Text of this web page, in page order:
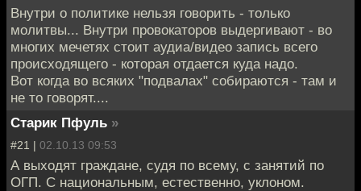
Внутри о политике нельзя говорить - только
молитвы... Внутри провокаторов выдергивают - во
многих мечетях стоит аудиа/видео запись всего
происходящего - которая отдается куда надо.
Вот когда во всяких "подвалах" собираются - там и
не то говорят....
Старик Пфуль »
#21 | 02.10.13 09:53
А выходят граждане, судя по всему, с занятий по
ОГП. С национальным, естественно, уклоном.